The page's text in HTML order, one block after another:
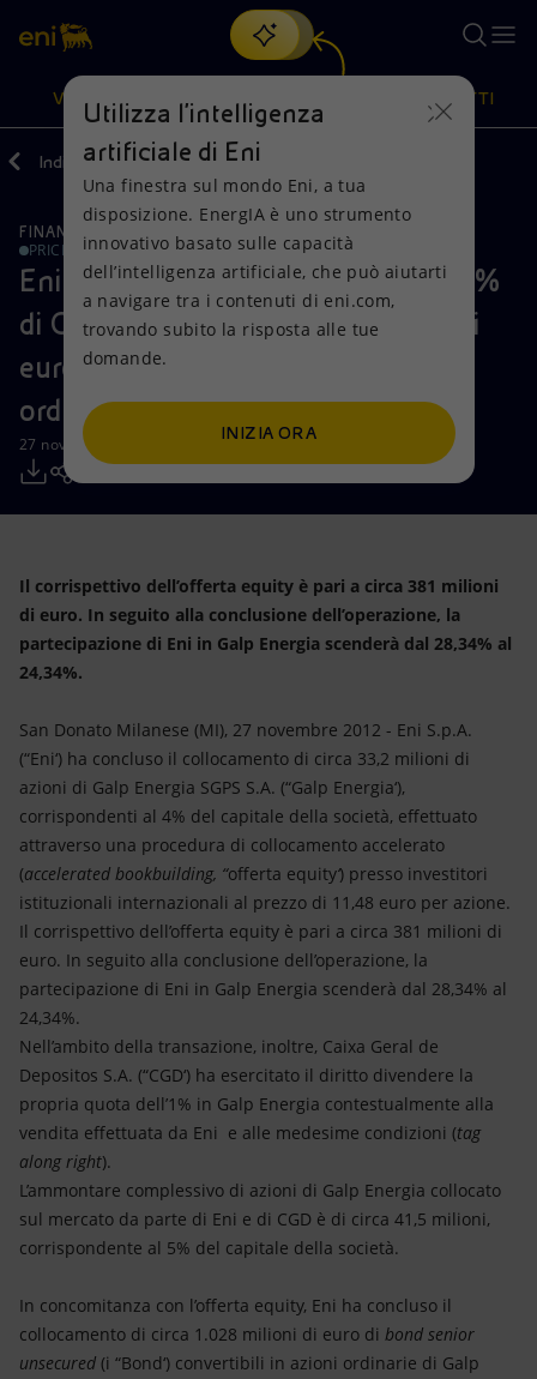
Cerca
scopri EnergIA, la nostra nuova soluzione di intelligenza
artificiale.
VISIONE
Visione
Mission e valori
Persone e Partnership
Net Zero
Modello satellitare
Innovazione
Scenari energetici
Azioni
Diversificazione energetica
Tecnologie per la transizione
Collaborazioni per l'innovazione
Attività nel mondo
PRODOTTI
Prodotti
Imprese
Mobilità
Indietro Media Comunicati Stampa
FINANZA, STRATEGIA E REPORT
PRICE SENSITIVE
Eni: concluso il collocamento del 4%
di Galp Energia e di 1.028 milioni di
euro di bond convertibili in azioni
ordinarie della società portoghese
27 novembre 2012 - 15:05 CET
Il corrispettivo dell’offerta equity è pari a circa 381 milioni
di euro. In seguito alla conclusione dell’operazione, la
partecipazione di Eni in Galp Energia scenderà dal 28,34% al
24,34%.
San Donato Milanese (MI), 27 novembre 2012 - Eni S.p.A.
(“Eni‘) ha concluso il collocamento di circa 33,2 milioni di
azioni di Galp Energia SGPS S.A. (“Galp Energia‘),
corrispondenti al 4% del capitale della società, effettuato
attraverso una procedura di collocamento accelerato
(accelerated bookbuilding, “offerta equity‘) presso investitori
istituzionali internazionali al prezzo di 11,48 euro per azione.
Il corrispettivo dell’offerta equity è pari a circa 381 milioni di
euro. In seguito alla conclusione dell’operazione, la
partecipazione di Eni in Galp Energia scenderà dal 28,34% al
24,34%.
Nell’ambito della transazione, inoltre, Caixa Geral de
Depositos S.A. (“CGD‘) ha esercitato il diritto divendere la
propria quota dell’1% in Galp Energia contestualmente alla
vendita effettuata da Eni e alle medesime condizioni (tag
along right).
L’ammontare complessivo di azioni di Galp Energia collocato
sul mercato da parte di Eni e di CGD è di circa 41,5 milioni,
corrispondente al 5% del capitale della società.
In concomitanza con l’offerta equity, Eni ha concluso il
collocamento di circa 1.028 milioni di euro di bond senior
unsecured (i “Bond‘) convertibili in azioni ordinarie di Galp
Utilizza l'intelligenza
artificiale di Eni
Una finestra sul mondo Eni, a tua
disposizione. EnergIA è uno strumento
innovativo basato sulle capacità
dell’intelligenza artificiale, che può aiutarti
a navigare tra i contenuti di eni.com,
trovando subito la risposta alle tue
domande.
INIZIA ORA